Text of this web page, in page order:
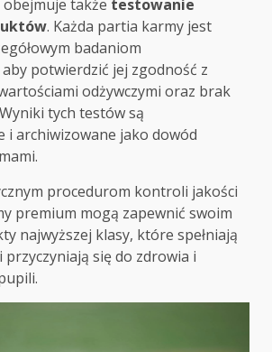
także testowanie
. Każda partia karmy jest
badaniom
potwierdzić jej zgodność z
odżywczymi oraz brak
tych testów są
i archiwizowane jako dowód
procedurom kontroli jakości
premium mogą zapewnić swoim
najwyższej klasy, które spełniają
przyczyniają się do zdrowia i